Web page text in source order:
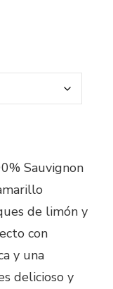
Sauvignon
de limón y
con
y una
delicioso y